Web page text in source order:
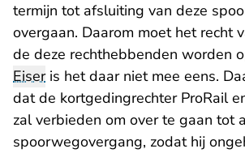
termijn tot afsluiting van deze
overgaan. Daarom moet het recht
de deze rechthebbenden worden
Eiseris het daar niet mee eens.
dat de kortgedingrechter ProRail
zal verbieden om over te gaan tot
spoorwegovergang, zodat hij